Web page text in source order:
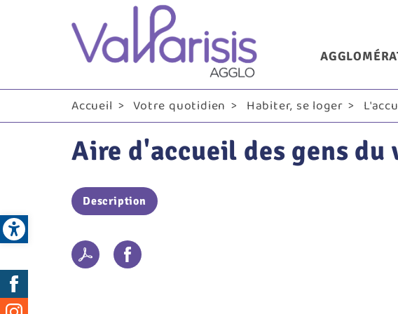
Open toolbar
Menu
Accueil Votre quotidien Habiter, se loger
Réseaux
sociaux
Aire d'accueil des gens
Description